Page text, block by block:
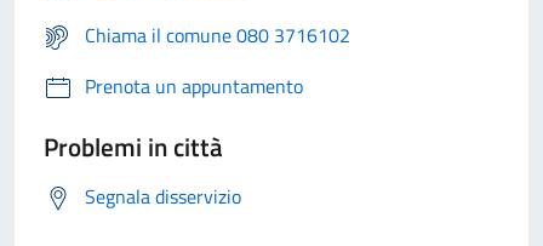
Chiama il comune 080 3716102
Prenota un appuntamento
Problemi in città
Segnala disservizio